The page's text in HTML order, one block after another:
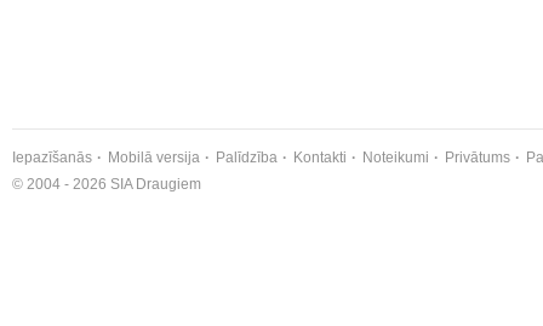
Iepazīšanās Mobilā versija Palīdzība Kontakti Noteikumi Privātums
© 2004 - 2026 SIA Draugiem